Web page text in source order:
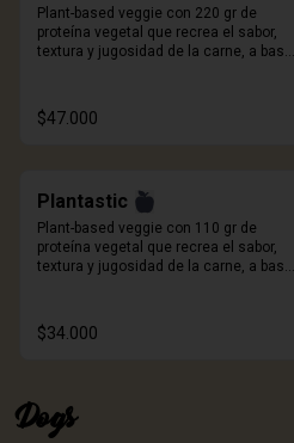
Plant-based veggie con 220 gr de
proteína vegetal que recrea el sabor,
textura y jugosidad de la carne, a base
artesanal de papa, queso a elección,
germinados de remolacha, cebolla
$47.000
Plantastic
Plant-based veggie con 110 gr de
proteína vegetal que recrea el sabor,
textura y jugosidad de la carne, a base
artesanal de papa, queso a elección,
germinados de remolacha, cebolla
$34.000
Dogs